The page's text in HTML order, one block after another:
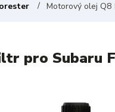
Motorový olej
pro Subaru